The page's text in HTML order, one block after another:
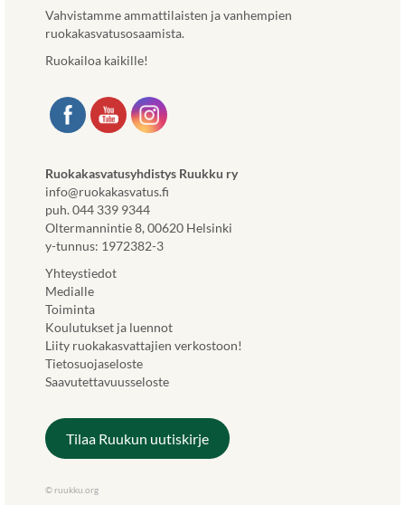
Vahvistamme ammattilaisten ja vanhempien
ruokakasvatusosaamista.
Ruokailoa kaikille!
Ruokakasvatusyhdistys Ruukku ry
info@ruokakasvatus.fi
puh. 044 339 9344
Oltermannintie 8, 00620 Helsinki
y-tunnus: 1972382-3
Yhteystiedot
Medialle
Toiminta
Koulutukset ja luennot
Liity ruokakasvattajien verkostoon!
Tietosuojaseloste
Saavutettavuusseloste
Tilaa Ruukun uutiskirje
© ruukku.org